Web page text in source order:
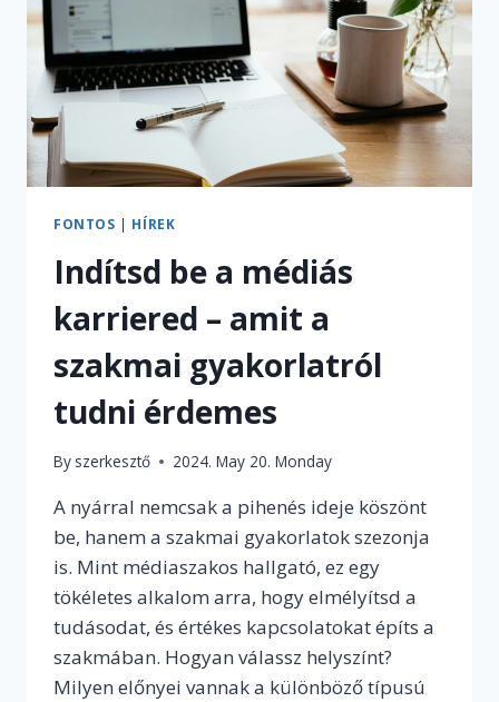
INTERJÚ
CSONGÁR
ISTVÁNNAL
FONTOS | HÍREK
Indítsd be a médiás
karriered – amit a
szakmai gyakorlatról
tudni érdemes
By szerkesztő 2024. May 20. Monday
A nyárral nemcsak a pihenés ideje köszönt
be, hanem a szakmai gyakorlatok szezonja
is. Mint médiaszakos hallgató, ez egy
tökéletes alkalom arra, hogy elmélyítsd a
tudásodat, és értékes kapcsolatokat építs a
szakmában. Hogyan válassz helyszínt?
Milyen előnyei vannak a különböző típusú